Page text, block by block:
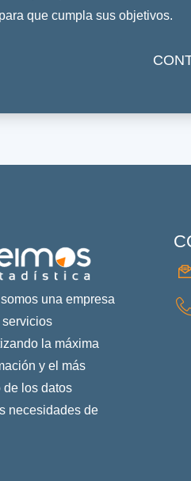
que cumpla sus objetivos.
una empresa
la máxima
y el más
de los datos
necesidades de